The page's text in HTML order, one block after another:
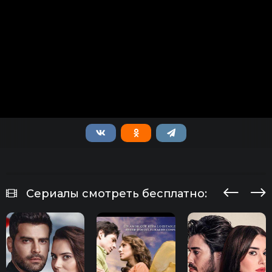
Сериалы смотреть бесплатно: